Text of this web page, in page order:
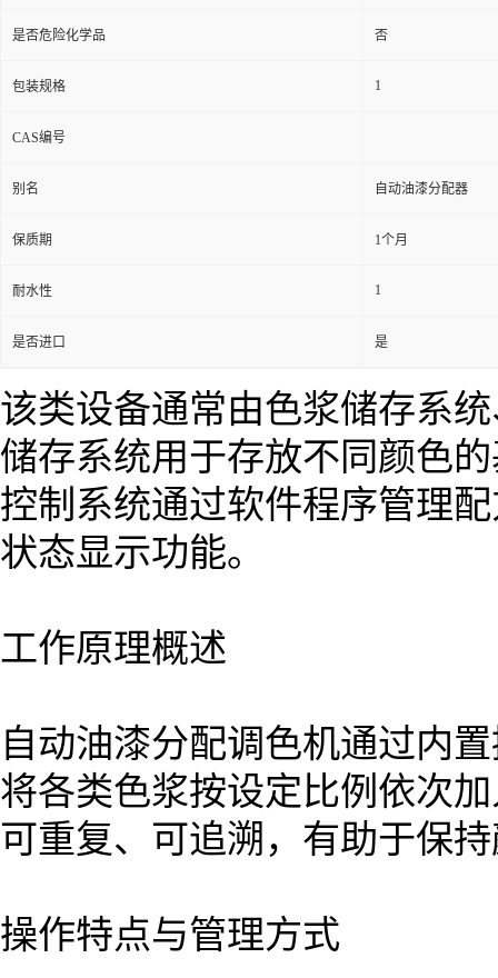
是否危险化学品 否
包装规格 1
CAS编号
别名 自动油漆分配器
保质期 1个月
耐水性 1
是否进口 是
该类设备通常由色浆储存系
储存系统用于存放不同颜色
控制系统通过软件程序管理
状态显示功能。
工作原理概述
自动油漆分配调色机通过内
将各类色浆按设定比例依次
可重复、可追溯，有助于保
操作特点与管理方式